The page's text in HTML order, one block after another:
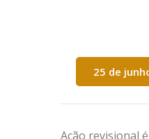
25 de
Ação revisional